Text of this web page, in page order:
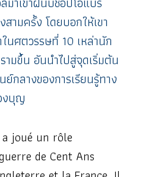
ามครั้ง โดยบอกให้เขา
นศตวรรษที่ 10 เหล่านัก
มขึ้น อันนำไปสู่จุดเริ่มต้น
กลางของการเรียนรู้ทาง
งบุญ
joué un rôle
de Cent Ans